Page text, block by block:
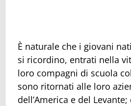
È naturale che i giovani
si ricordino, entrati nella
loro compagni di scuola
sono ritornati alle loro
dell’America e del